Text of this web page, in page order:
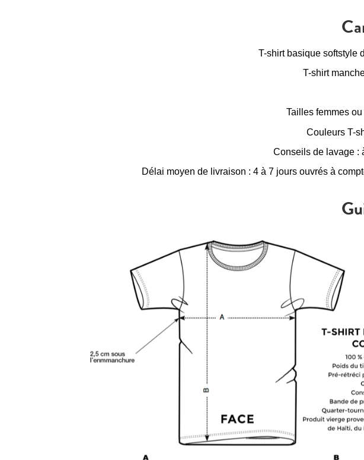
T-shirt basique softstyle
T-shirt
Tailles femmes
Couleurs T-
Conseils de lavage :
Délai moyen de livraison : 4 à 7 jours ouvrés à